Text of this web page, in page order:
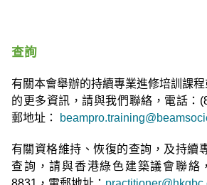
查詢
有關本會舉辦的持續專業進修培訓課
的更多資訊，請與我們聯絡，電話：
郵地址：
有關資格維持、恢復的查詢，及持續
查詢，請與香港綠色建築議會聯絡